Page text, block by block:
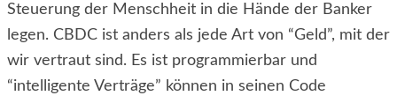
Steuerung der Menschheit in die Hände der Banker
legen. CBDC ist anders als jede Art von “Geld”, mit der
wir vertraut sind. Es ist programmierbar und
“intelligente Verträge” können in seinen Code